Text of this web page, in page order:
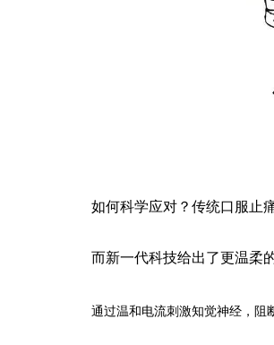
如何科学应对？传统口服止
而新一代科技给出了更温柔
通过温和电流刺激知觉神经，阻